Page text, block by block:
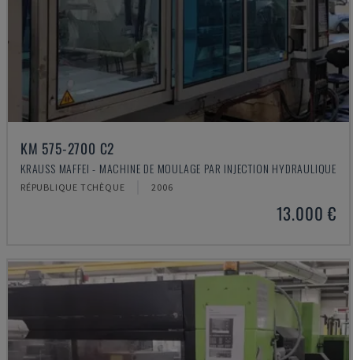
KM 575-2700 C2
KRAUSS MAFFEI - MACHINE DE MOULAGE PAR INJECTION HYDRAULIQUE
RÉPUBLIQUE TCHÈQUE 2006
13.000 €